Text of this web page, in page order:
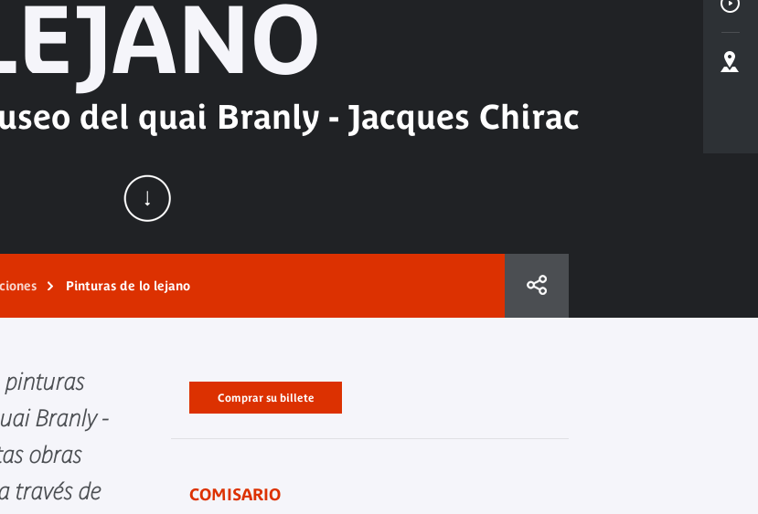
del quai Branly - Jacques Chirac
Pinturas de lo lejano
pinturas
Branly -
obras
través de
Comprar su billete
COMISARIO